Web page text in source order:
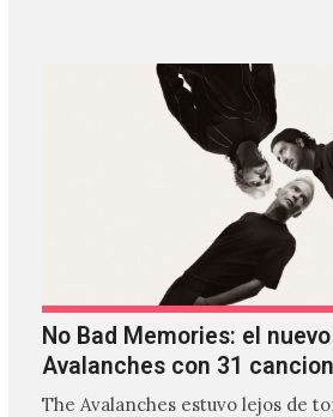
No Bad Memories: el
Avalanches con 31
The Avalanches estuvo lejos de